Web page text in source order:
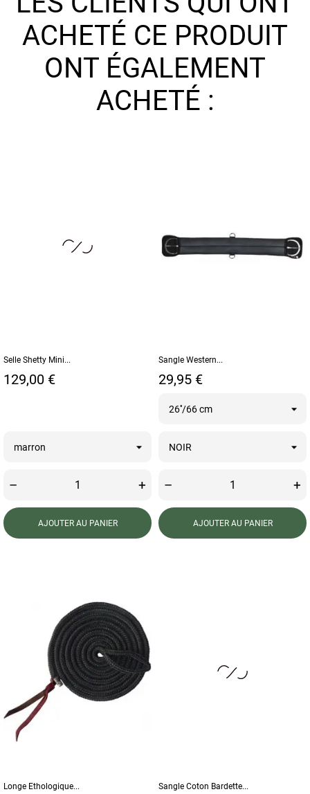
ACHETÉ CE PRODUIT
ONT ÉGALEMENT
ACHETÉ :
Selle Shetty Mini...
Prix
129,00 €
– +
AJOUTER AU PANIER
Sangle Western...
Prix
29,95 €
– +
AJOUTER AU PANIER
Longe Ethologique... Sangle Coton Bardette...